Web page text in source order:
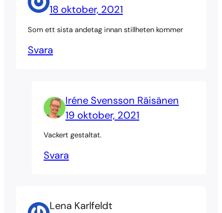
18 oktober, 2021
Som ett sista andetag innan stillheten kommer
Svara
Iréne Svensson Räisänen
19 oktober, 2021
Vackert gestaltat.
Svara
Lena Karlfeldt